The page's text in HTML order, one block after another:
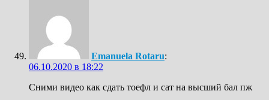
Emanuela Rotaru:
06.10.2020 в 18:22
Сними видео как сдать тоефл и сат на высший бал пж